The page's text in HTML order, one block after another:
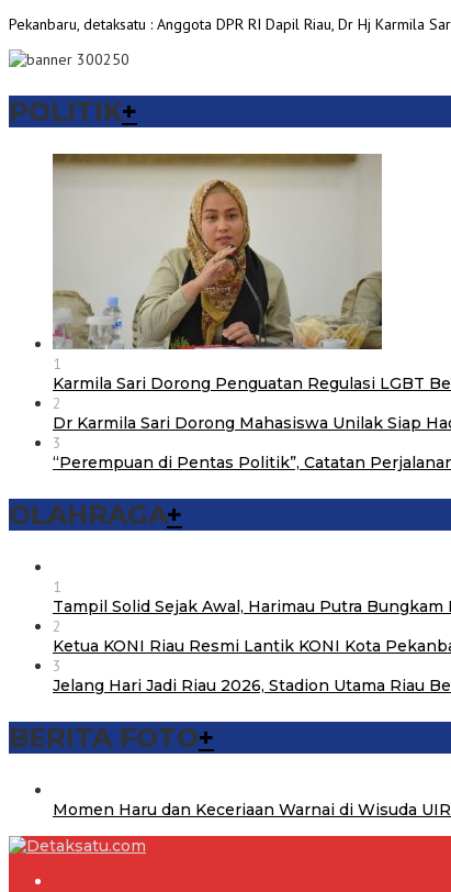
Pekanbaru, detaksatu : Anggota DPR RI Dapil Riau, Dr Hj Karmila
POLITIK+
1
Karmila Sari Dorong Penguatan Regulasi LGBT
2
Dr Karmila Sari Dorong Mahasiswa Unilak Siap
3
“Perempuan di Pentas Politik”, Catatan
OLAHRAGA+
1
Tampil Solid Sejak Awal, Harimau Putra
2
Ketua KONI Riau Resmi Lantik KONI Kota
3
Jelang Hari Jadi Riau 2026, Stadion Utama Riau
BERITA FOTO+
Momen Haru dan Keceriaan Warnai di Wisuda